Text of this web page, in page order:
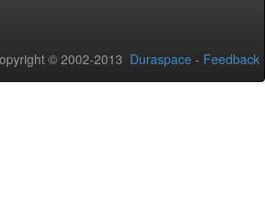
© 2002-2013 Duraspace - Feedback